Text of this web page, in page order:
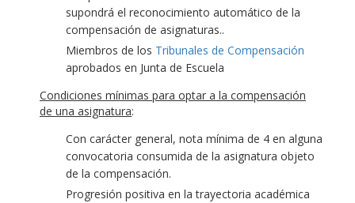
supondrá el reconocimiento automático de la
compensación de asignaturas..
Miembros de los Tribunales de Compensación
aprobados en Junta de Escuela
Condiciones mínimas para optar a la compensación
de una asignatura:
Con carácter general, nota mínima de 4 en alguna
convocatoria consumida de la asignatura objeto
de la compensación.
Progresión positiva en la trayectoria académica